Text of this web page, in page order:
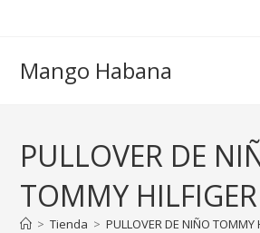
Mango Habana
PULLOVER DE
TOMMY
> Tienda > PULLOVER DE NIÑO TOMMY